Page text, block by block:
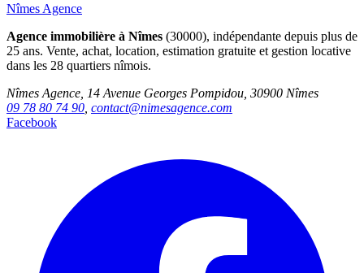
Nîmes Agence
Agence immobilière à Nîmes (30000), indépendante depuis plus de
25 ans. Vente, achat, location, estimation gratuite et gestion locative
dans les 28 quartiers nîmois.
Nîmes Agence, 14 Avenue Georges Pompidou, 30900 Nîmes
09 78 80 74 90 contact@nimesagence.com
Facebook